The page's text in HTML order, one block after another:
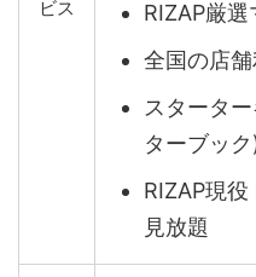
ビス
RIZAP厳選
全国の店
スタータ
ターブック
RIZAP現
見放題